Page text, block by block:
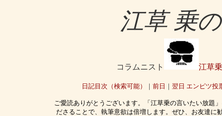
江草 乗
コラムニスト 江草乗
日記目次（検索可能） ｜ 前日 ｜ 翌日 エンピツ投
ご愛読ありがとうございます。「江草乗の言いたい放題
ださることで、執筆意欲は倍増します。ぜひ、お友達